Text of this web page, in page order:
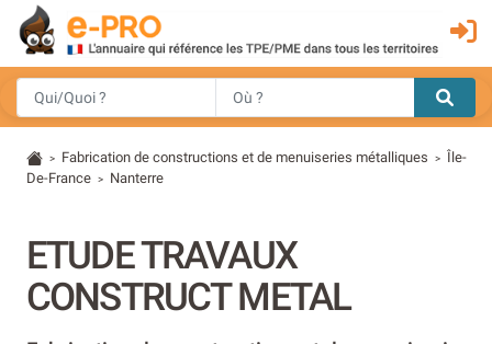
> Fabrication de constructions et de menuiseries métalliques > Île-
De-France > Nanterre
ETUDE TRAVAUX
CONSTRUCT METAL